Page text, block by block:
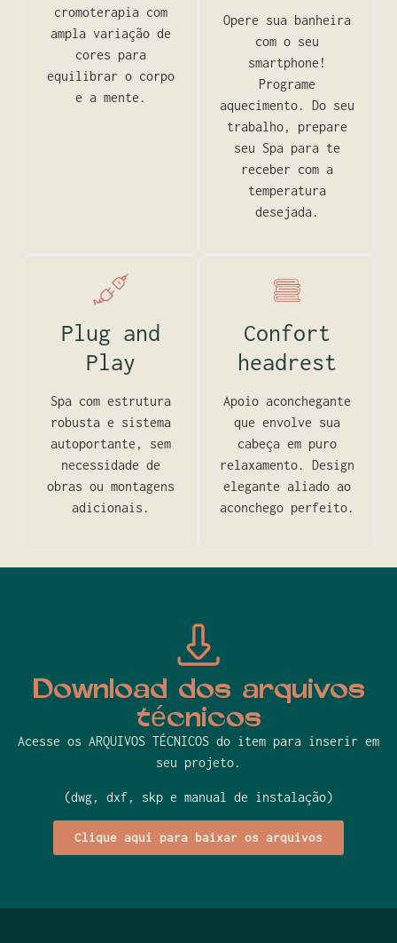
cromoterapia com
ampla variação de
cores para
equilibrar o corpo
e a mente.
Opere sua banheira
com o seu
smartphone!
Programe
aquecimento. Do seu
trabalho, prepare
seu Spa para te
receber com a
temperatura
desejada.
Plug and
Play
Spa com estrutura
robusta e sistema
autoportante, sem
necessidade de
obras ou montagens
adicionais.
Confort
headrest
Apoio aconchegante
que envolve sua
cabeça em puro
relaxamento. Design
elegante aliado ao
aconchego perfeito.
Download dos arquivos
técnicos
Acesse os ARQUIVOS TÉCNICOS do item para inserir em
seu projeto.
(dwg, dxf, skp e manual de instalação)
Clique aqui para baixar os arquivos